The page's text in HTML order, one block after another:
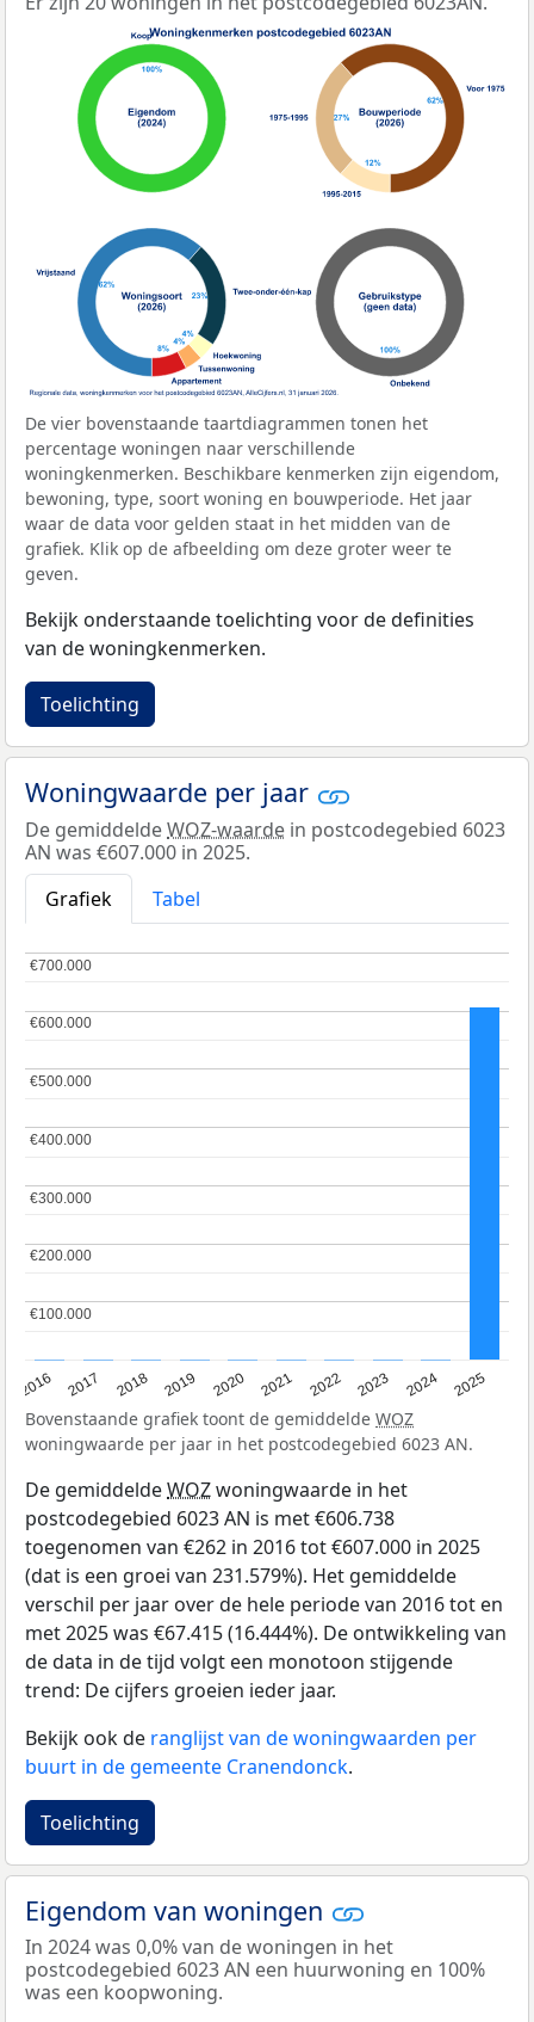
De vier bovenstaande taartdiagrammen tonen het
percentage woningen naar verschillende
woningkenmerken. Beschikbare kenmerken zijn eigendom,
bewoning, type, soort woning en bouwperiode. Het jaar
waar de data voor gelden staat in het midden van de
grafiek. Klik op de afbeelding om deze groter weer te
geven.
Bekijk onderstaande toelichting voor de definities
van de woningkenmerken.
Toelichting
Woningwaarde per jaar
De gemiddeldeWOZ-waarde in postcodegebied 6023
AN was €607.000 in 2025.
Grafiek
Tabel
2016 2017 2018 2019 2020 2021 2022 2023 2024 2025
€100.000
€100.000
€200.000
€200.000
€300.000
€300.000
€400.000
€400.000
€500.000
€500.000
€600.000
€600.000
€700.000
€700.000
Bovenstaande grafiek toont de gemiddelde WOZ
woningwaarde per jaar in het postcodegebied 6023 AN.
De gemiddeldeWOZwoningwaarde in het
postcodegebied 6023 AN is met €606.738
toegenomen van €262 in 2016 tot €607.000 in 2025
(dat is een groei van 231.579%). Het gemiddelde
verschil per jaar over de hele periode van 2016 tot en
met 2025 was €67.415 (16.444%). De ontwikkeling van
de data in de tijd volgt een monotoon stijgende
trend: De cijfers groeien ieder jaar.
Bekijk ook de ranglijst van de woningwaarden per
buurt in de gemeente Cranendonck.
Toelichting
Eigendom van woningen
In 2024 was 0,0% van de woningen in het
postcodegebied 6023 AN een huurwoning en 100%
was een koopwoning.